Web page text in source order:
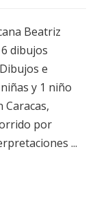
Beatriz
dibujos
e
y 1 niño
Caracas,
por
...